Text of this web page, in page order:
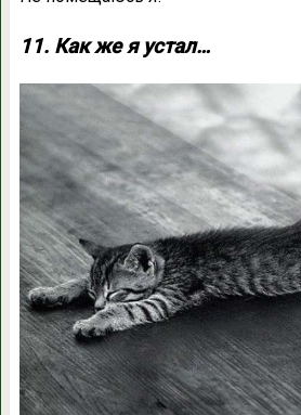
11. Как же я устал…